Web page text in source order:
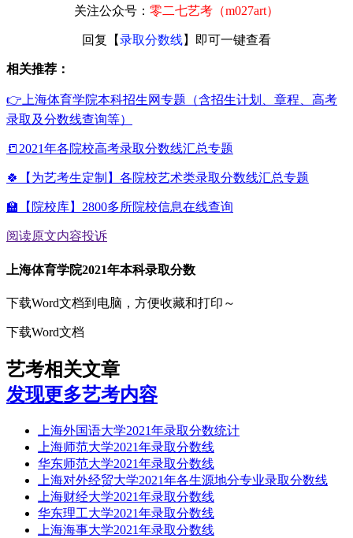
关注公众号： 零二七艺考（m027art）
回复【录取分数线】即可一键查看
相关推荐：
👉上海体育学院本科招生网专题（含招生计划、章程、高考
录取及分数线查询等）
📒2021年各院校高考录取分数线汇总专题
🍀【为艺考生定制】各院校艺术类录取分数线汇总专题
🏫【院校库】2800多所院校信息在线查询
阅读原文内容投诉
上海体育学院2021年本科录取分数
下载Word文档到电脑，方便收藏和打印～
下载Word文档
艺考相关文章
发现更多艺考内容
上海外国语大学2021年录取分数统计
上海师范大学2021年录取分数线
华东师范大学2021年录取分数线
上海对外经贸大学2021年各生源地分专业录取分数线
上海财经大学2021年录取分数线
华东理工大学2021年录取分数线
上海海事大学2021年录取分数线